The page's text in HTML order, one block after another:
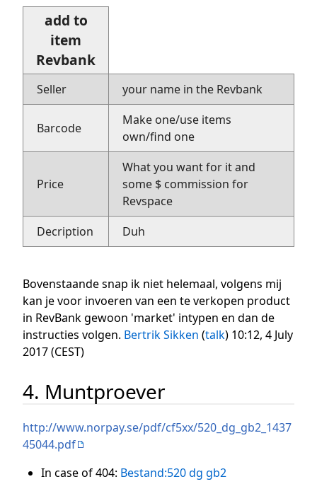
add to
item
Revbank
Seller your name in the Revbank
Barcode
Make one/use items
own/find one
Price
What you want for it and
some $ commission for
Revspace
Decription
Duh
Bovenstaande snap ik niet helemaal, volgens mij
kan je voor invoeren van een te verkopen product
in RevBank gewoon 'market' intypen en dan de
instructies volgen. Bertrik Sikken (talk) 10:12, 4 July
2017 (CEST)
4. Muntproever
http://www.norpay.se/pdf/cf5xx/520_dg_gb2_1437
45044.pdf
In case of 404: Bestand:520 dg gb2